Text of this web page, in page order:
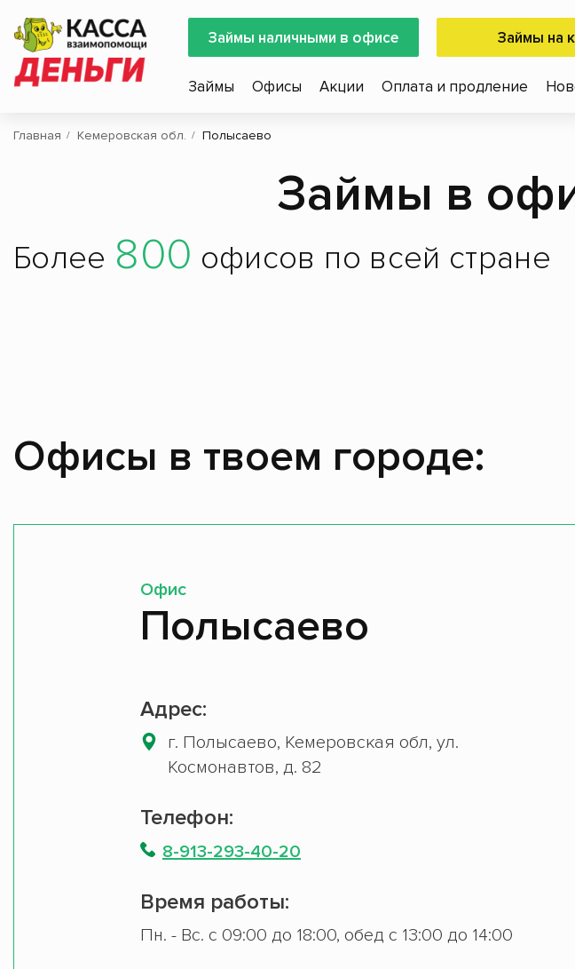
Займы наличными в офисе Займы на
Займы Офисы Акции Оплата и продление
Главная Кемеровская обл. Полысаево
Займы в
Более 800 офисов по всей стране
Офисы в твоем городе:
Офис
Полысаево
Адрес:
г. Полысаево, Кемеровская обл, ул.
Космонавтов, д. 82
Телефон:
8-913-293-40-20
Время работы:
Пн. - Вс. с 09:00 до 18:00, обед с 13:00 до 14:00